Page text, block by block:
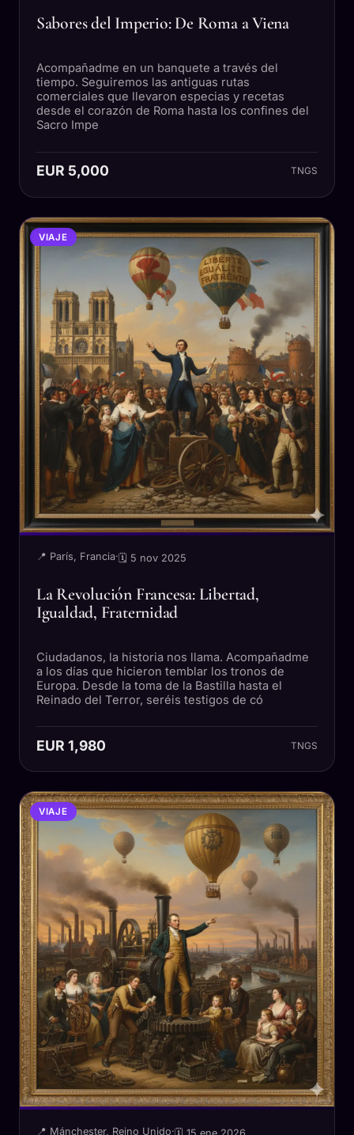
Sabores del Imperio: De Roma a Viena
Acompañadme en un banquete a través del
tiempo. Seguiremos las antiguas rutas
comerciales que llevaron especias y recetas
desde el corazón de Roma hasta los confines del
Sacro Impe
EUR 5,000 TNGS
VIAJE
📍 París, Francia· 🗓 5 nov 2025
La Revolución Francesa: Libertad,
Igualdad, Fraternidad
Ciudadanos, la historia nos llama. Acompañadme
a los días que hicieron temblar los tronos de
Europa. Desde la toma de la Bastilla hasta el
Reinado del Terror, seréis testigos de có
EUR 1,980 TNGS
VIAJE
📍 Mánchester, Reino Unido·